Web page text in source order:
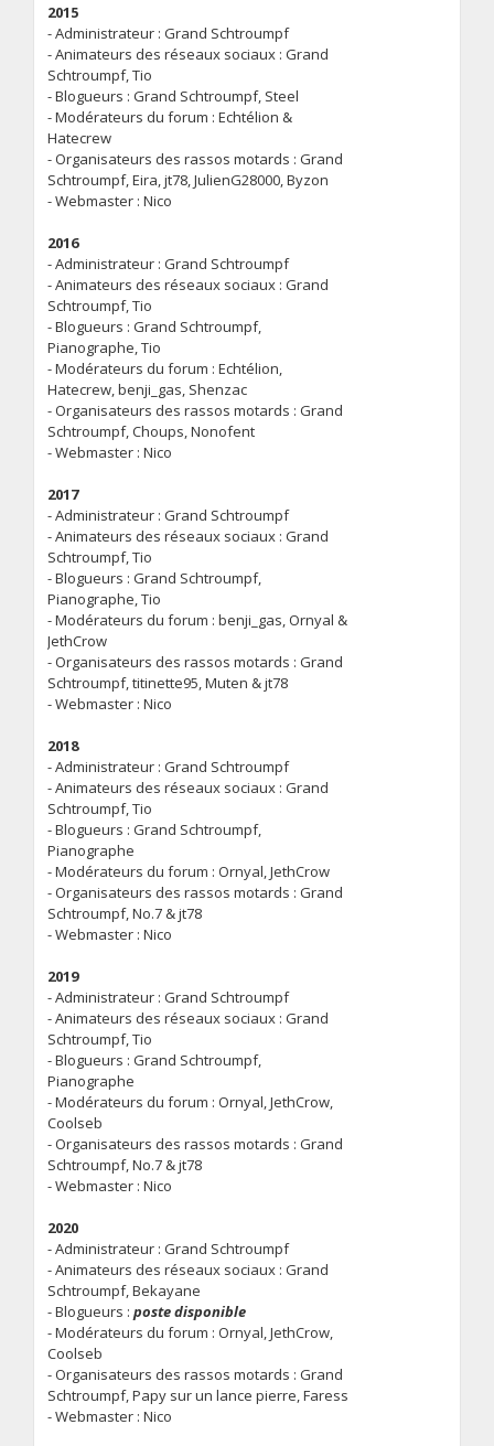
2015
- Administrateur : Grand Schtroumpf
- Animateurs des réseaux sociaux : Grand
Schtroumpf, Tio
- Blogueurs : Grand Schtroumpf, Steel
- Modérateurs du forum : Echtélion &
Hatecrew
- Organisateurs des rassos motards : Grand
Schtroumpf, Eira, jt78, JulienG28000, Byzon
- Webmaster : Nico
2016
- Administrateur : Grand Schtroumpf
- Animateurs des réseaux sociaux : Grand
Schtroumpf, Tio
- Blogueurs : Grand Schtroumpf,
Pianographe, Tio
- Modérateurs du forum : Echtélion,
Hatecrew, benji_gas, Shenzac
- Organisateurs des rassos motards : Grand
Schtroumpf, Choups, Nonofent
- Webmaster : Nico
2017
- Administrateur : Grand Schtroumpf
- Animateurs des réseaux sociaux : Grand
Schtroumpf, Tio
- Blogueurs : Grand Schtroumpf,
Pianographe, Tio
- Modérateurs du forum : benji_gas, Ornyal &
JethCrow
- Organisateurs des rassos motards : Grand
Schtroumpf, titinette95, Muten & jt78
- Webmaster : Nico
2018
- Administrateur : Grand Schtroumpf
- Animateurs des réseaux sociaux : Grand
Schtroumpf, Tio
- Blogueurs : Grand Schtroumpf,
Pianographe
- Modérateurs du forum : Ornyal, JethCrow
- Organisateurs des rassos motards : Grand
Schtroumpf, No.7 & jt78
- Webmaster : Nico
2019
- Administrateur : Grand Schtroumpf
- Animateurs des réseaux sociaux : Grand
Schtroumpf, Tio
- Blogueurs : Grand Schtroumpf,
Pianographe
- Modérateurs du forum : Ornyal, JethCrow,
Coolseb
- Organisateurs des rassos motards : Grand
Schtroumpf, No.7 & jt78
- Webmaster : Nico
2020
- Administrateur : Grand Schtroumpf
- Animateurs des réseaux sociaux : Grand
Schtroumpf, Bekayane
- Blogueurs :poste disponible
- Modérateurs du forum : Ornyal, JethCrow,
Coolseb
- Organisateurs des rassos motards : Grand
Schtroumpf, Papy sur un lance pierre, Faress
- Webmaster : Nico